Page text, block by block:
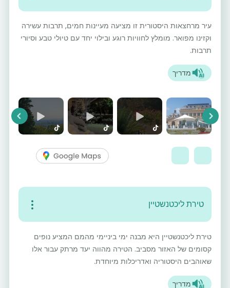
עיר מרחצאות היסטורית זו מציעה מעיינות חמים, תרבות עשירה
וקזינו מפואר. מומלץ לחוויות רוגע ובילוי יחד עם טיולי טבע וסיורי
תרבות.
מדריך
Next
טירת ליכטנשטיין
טירת ליכטנשטיין היא מבנה ימי ביניימי מהמם המציע נופים
קסומים של האזור מסביב. הטירה מהווה יעד מרתק עבור אלו
שאוהבים היסטוריה ואדריכלות מיוחדת.
מדריך